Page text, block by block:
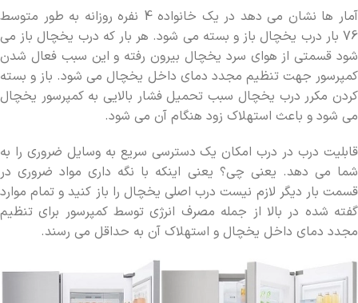
آمار ها نشان می دهد در یک خانواده 4 نفره روزانه به طور متوسط
76 بار درب یخچال باز و بسته می شود. هر بار که درب یخچال باز می
شود قسمتی از هوای سرد یخچال بیرون رفته و این سبب فعال شدن
کمپرسور جهت تنظیم مجدد دمای داخل یخچال می شود. باز و بسته
کردن مکرر درب یخچال سبب تحمیل فشار بالایی به کمپرسور یخچال
می شود و باعث استهلاک زود هنگام آن می شود.
قابلیت درب در درب امکان یک دسترسی سریع به وسایل ضروری را به
شما می دهد. یعنی چی؟ یعنی اینکه با نگه داری مواد ضروری در
قسمت بار دیگر لازم نیست درب اصلی یخچال را باز کنید و تمام موارد
گفته شده در بالا از جمله مصرف انرژی توسط کمپرسور برای تنظیم
مجدد دمای داخل یخچال و استهلاک آن به حداقل می رسند.